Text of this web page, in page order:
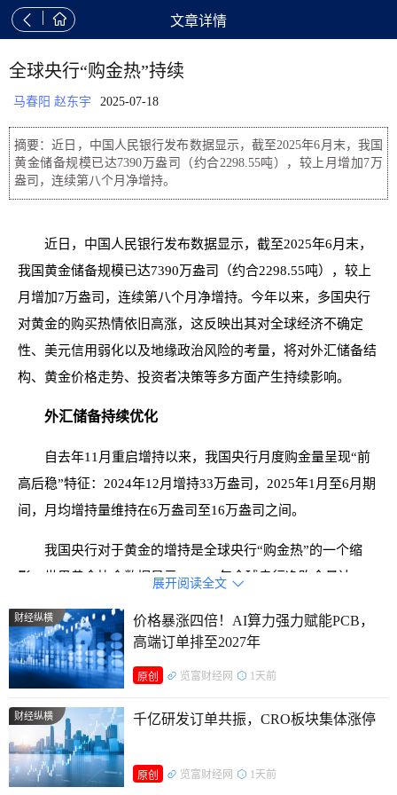
  文章详情
全球央行“购金热”持续
马春阳 赵东宇 2025-07-18
摘要：近日，中国人民银行发布数据显示，截至2025年6月末，我国
黄金储备规模已达7390万盎司（约合2298.55吨），较上月增加7万
盎司，连续第八个月净增持。
近日，中国人民银行发布数据显示，截至2025年6月末，
我国黄金储备规模已达7390万盎司（约合2298.55吨），较上
月增加7万盎司，连续第八个月净增持。今年以来，多国央行
对黄金的购买热情依旧高涨，这反映出其对全球经济不确定
性、美元信用弱化以及地缘政治风险的考量，将对外汇储备结
构、黄金价格走势、投资者决策等多方面产生持续影响。
外汇储备持续优化
自去年11月重启增持以来，我国央行月度购金量呈现“前
高后稳”特征：2024年12月增持33万盎司，2025年1月至6月期
间，月均增持量维持在6万盎司至16万盎司之间。
我国央行对于黄金的增持是全球央行“购金热”的一个缩
影。世界黄金协会数据显示，2024年全球央行净购金量达
前三大买家为中国、波兰、土耳其，合计占比超50%；在全球
央行购金调查中，95%的受访机构计划未来12个月继续增持，
这一比例创2019年调查以来新高。
各国央行为什么连续增持黄金？一方面，从国际收支平衡
的角度来看，各国央行增持黄金有助于优化外汇储备结构。招
联首席研究员董希淼表示，黄金作为非主权信用储备资产，不
展开阅读全文 
财经纵横
价格暴涨四倍！AI算力强力赋能PCB，
高端订单排至2027年
原创 览富财经网 1天前
财经纵横 千亿研发订单共振，CRO板块集体涨停
原创 览富财经网 1天前